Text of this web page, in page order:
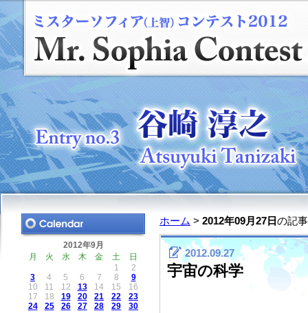
ホーム > 2012年09月27日の記
2012.09.27
宇宙の科学
2012年9月
月
火 水 木 金 土 日
1
2
3
4 5 6 7 8
9
10
11 12 13 14 15
16
17
18 19 20 21 22
23
24
25 26 27 28 29 30